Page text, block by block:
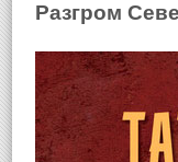
Разгром